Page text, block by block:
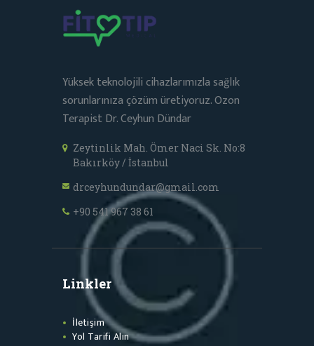
Yüksek teknolojili cihazlarımızla sağlık
sorunlarınıza çözüm üretiyoruz. Ozon
Terapist Dr. Ceyhun Dündar
Zeytinlik Mah. Ömer Naci Sk. No:8
Bakırköy / İstanbul
drceyhundundar@gmail.com
+90 541 967 38 61
Linkler
İletişim
Yol Tarifi Alın